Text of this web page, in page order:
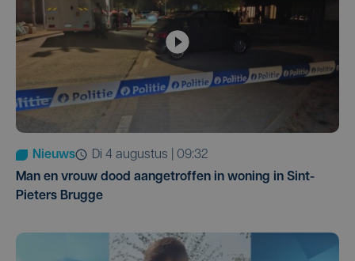
Nieuws
di 4 augustus | 09:32
Man en vrouw dood aangetroffen in woning in Sint-
Pieters Brugge